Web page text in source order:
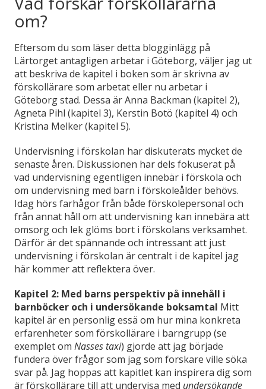
om?
Eftersom du som läser detta blogginlägg på
Lärtorget antagligen arbetar i Göteborg, väljer jag ut
att beskriva de kapitel i boken som är skrivna av
förskollärare som arbetat eller nu arbetar i
Göteborg stad. Dessa är Anna Backman (kapitel 2),
Agneta Pihl (kapitel 3), Kerstin Botö (kapitel 4) och
Kristina Melker (kapitel 5).
Undervisning i förskolan har diskuterats mycket de
senaste åren. Diskussionen har dels fokuserat på
vad undervisning egentligen innebär i förskola och
om undervisning med barn i förskoleålder behövs.
Idag hörs farhågor från både förskolepersonal och
från annat håll om att undervisning kan innebära att
omsorg och lek glöms bort i förskolans verksamhet.
Därför är det spännande och intressant att just
undervisning i förskolan är centralt i de kapitel jag
här kommer att reflektera över.
Kapitel 2: Med barns perspektiv på innehåll i
barnböcker och i undersökande boksamtal Mitt
kapitel är en personlig essä om hur mina konkreta
erfarenheter som förskollärare i barngrupp (se
exemplet om Nasses taxi) gjorde att jag började
fundera över frågor som jag som forskare ville söka
svar på. Jag hoppas att kapitlet kan inspirera dig som
är förskollärare till att undervisa med undersökande